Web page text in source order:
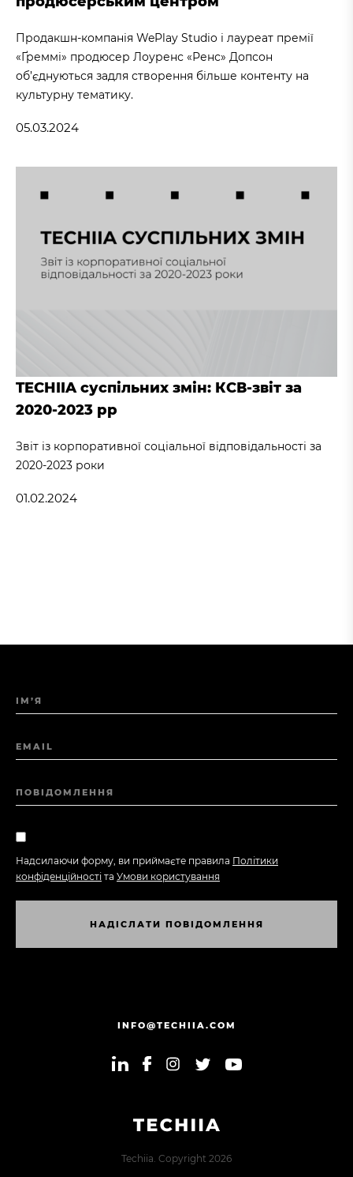
Продакшн-компанія WePlay Studio і лауреат премії
«Ґреммі» продюсер Лоуренс «Ренс» Допсон
об’єднуються задля створення більше контенту на
культурну тематику.
05.03.2024
TECHIIA суспільних змін: КСВ-звіт за
2020-2023 рр
Звіт із корпоративної соціальної відповідальності за
2020-2023 роки
01.02.2024
Techiia. Copyright 2026
ІМ’Я
EMAIL
ПОВІДОМЛЕННЯ
Надсилаючи форму, ви приймаєте правила Політики
конфіденційності та Умови користування
НАДІ СЛ АТИ П ОВІ ДОМ Л ЕННЯ
INFO@TECHIIA.COM